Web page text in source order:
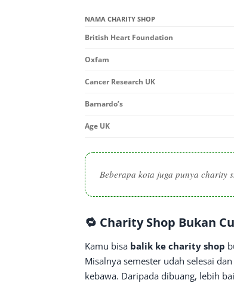
NAMA CHARITY SHOP
British Heart Foundation
Oxfam
Cancer Research UK
Barnardo’s
Age UK
Beberapa kota juga punya charity
🔁 Charity Shop Bukan
Kamu bisa balik ke charity shop
Misalnya semester udah selesai
kebawa. Daripada dibuang, lebih